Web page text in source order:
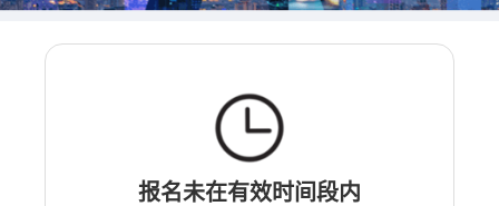
报名未在有效时间段内